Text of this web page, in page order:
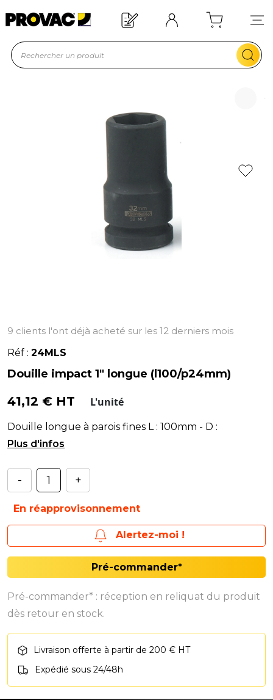
Offre de bienvenue : 20€ offerts !
En savoir plus
9 clients l'ont déjà acheté sur les 12 derniers mois
Réf : 24MLS
Douille impact 1" longue (l100/p24mm)
41,12 € HT L'unité
Douille longue à parois fines L : 100mm - D :
38/54mm - P : 24mm
- +
En réapprovisonnement
Alertez-moi !
Pré-commander*
Pré-commander* : réception en reliquat du produit
dès retour en stock.
Livraison offerte à partir de 200 € HT
Expédié sous 24/48h